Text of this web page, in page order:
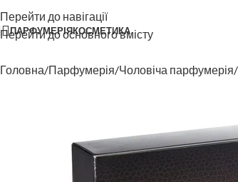
Перейти до навігації
Перейти до основного вмісту
ПАРФУМЕРІЯКОСМЕТИКА
Головна Парфумерія Чоловіча парфумерія